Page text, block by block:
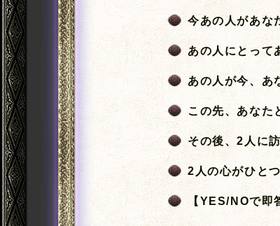
今あの人があな
あの人にとって
あの人が今、あ
この先、あなた
その後、2人に
2人の心がひと
【YES/NOで即